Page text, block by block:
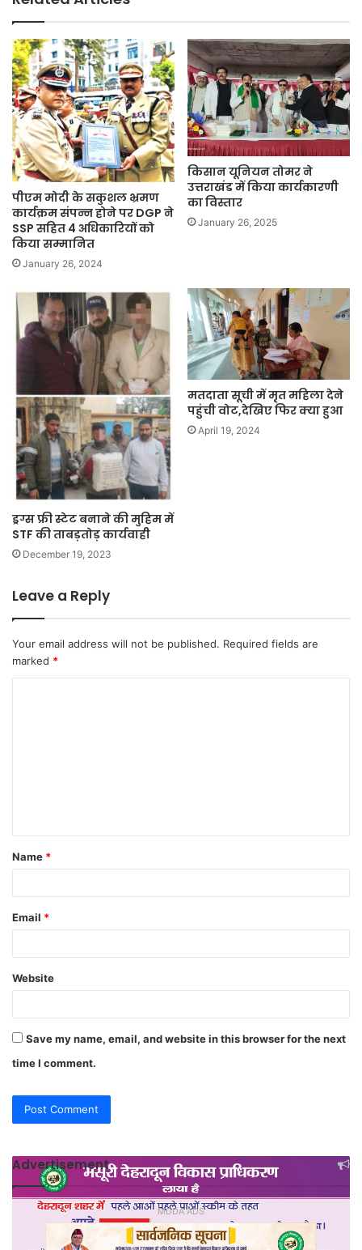
पीएम मोदी के सकुशल भ्रमण
कार्यक्रम संपन्न होने पर DGP ने
SSP सहित 4 अधिकारियों को
किया सम्मानित
January 26, 2024
किसान यूनियन तोमर ने
उत्तराखंड में किया कार्यकारणी
का विस्तार
January 26, 2025
ड्रग्स फ्री स्टेट बनाने की मुहिम में
STF की ताबड़तोड़ कार्यवाही
December 19, 2023
मतदाता सूची में मृत महिला देने
पहुंची वोट,देखिए फिर क्या हुआ
April 19, 2024
Leave a Reply
Your email address will not be published. Required fields are
marked *
t
*
Name *
Email *
Website
Save my name, email, and website in this browser for the next
time I comment.
Advertisement
MDDA ADS